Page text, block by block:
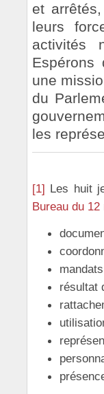
et
leurs
activités
Espérons
une
du
les
[1] Les huit
Bureau du
mandats
résultat